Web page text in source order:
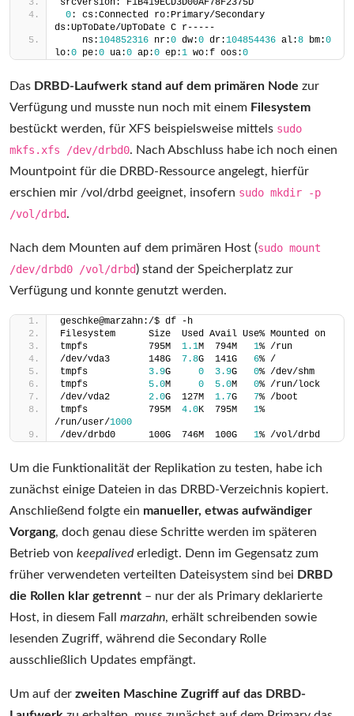
srcversion: F1B419ECD3D00AF78F2375D
0: cs:Connected ro:Primary/Secondary
ds:UpToDate/UpToDate C r-----
    ns:
104852316 nr:0 dw:0 dr:104854436 al:8 bm:0
lo:0 pe:0 ua:0 ap:0 ep:1 wo:f oos:0
Das DRBD-Laufwerk stand auf dem primären Node zur
Verfügung und musste nun noch mit einem Filesystem
bestückt werden, für XFS beispielsweise mittels sudo
mkfs.xfs /dev/drbd0. Nach Abschluss habe ich noch einen
Mountpoint für die DRBD-Ressource angelegt, hierfür
erschien mir /vol/drbd geeignet, insofern sudo mkdir -p
/vol/drbd.
Nach dem Mounten auf dem primären Host (sudo mount
/dev/drbd0 /vol/drbd) stand der Speicherplatz zur
Verfügung und konnte genutzt werden.
geschke@marzahn:/$ df -h
Filesystem      Size  Used Avail Use% Mounted on
tmpfs           795M 1.1M  794M 1% /run
/dev/vda3       148G 7.8G  141G 6% /
tmpfs 3.9G 0 3.9G 0% /dev/shm
tmpfs 5.0M 0 5.0M 0% /run/lock
/dev/vda2 2.0G  127M 1.7G 7% /boot
tmpfs           795M 4.0K  795M 1%
/run/user/1000
/dev/drbd0      100G  746M  100G 1% /vol/drbd
Um die Funktionalität der Replikation zu testen, habe ich
zunächst einige Dateien in das DRBD-Verzeichnis kopiert.
Anschließend folgte ein manueller, etwas aufwändiger
Vorgang, doch genau diese Schritte werden im späteren
Betrieb von keepalivederledigt. Denn im Gegensatz zum
früher verwendeten verteilten Dateisystem sind bei DRBD
die Rollen klar getrennt – nur der als Primary deklarierte
Host, in diesem Fall marzahn, erhält schreibenden sowie
lesenden Zugriff, während die Secondary Rolle
ausschließlich Updates empfängt.
Um auf der zweiten Maschine Zugriff auf das DRBD-